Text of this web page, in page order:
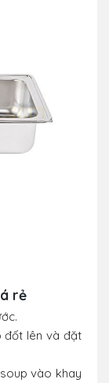
rẻ
đốt lên và đặt
vào khay